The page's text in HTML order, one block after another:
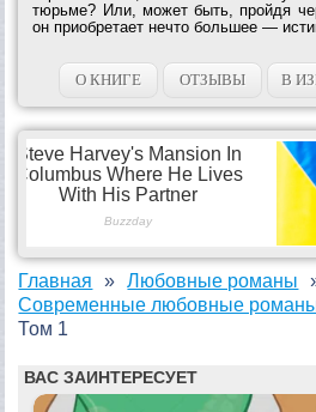
тюрьме? Или, может быть, пройдя
он приобретает нечто большее —
О КНИГЕ ОТЗЫВЫ В
Главная
Любовные романы
Современные любовные
Том 1